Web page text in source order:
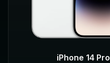
iPhone 14 Pro